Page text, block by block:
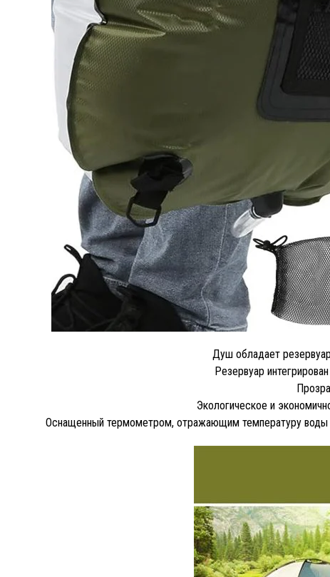
Душ обладает
Резервуар
Экологическое и
Оснащенный термометром, отражающим температуру воды